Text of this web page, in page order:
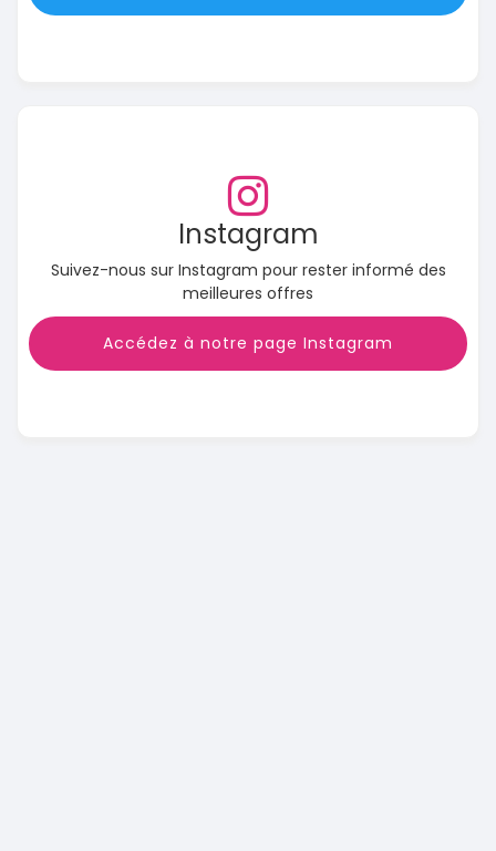
Instagram
Suivez-nous sur Instagram pour rester informé des
meilleures offres
Accédez à notre page Instagram